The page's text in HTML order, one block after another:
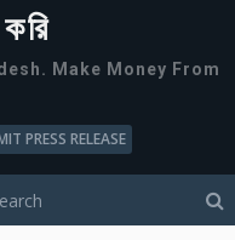
Make Money From
PRESS RELEASE